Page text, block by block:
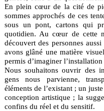
En plein cœur de la cité de
sommes approchés de ces
sous un pont, cartons qui
quotidien. Au cœur de cette
découvert des personnes
avons glâné une matière
permis d’imaginer
Nous souhaitons ouvrir des
gens nous parvienne,
éléments de l’existant ; un
conception artistique ; la
confins du réel et du sensitif.